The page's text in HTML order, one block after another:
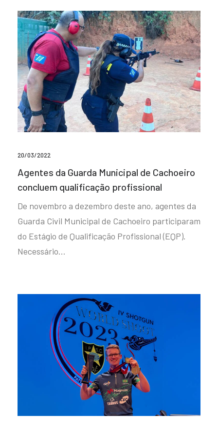
20/03/2022
Agentes da Guarda Municipal de Cachoeiro
concluem qualificação profissional
De novembro a dezembro deste ano, agentes da
Guarda Civil Municipal de Cachoeiro participaram
do Estágio de Qualificação Profissional (EQP).
Necessário…